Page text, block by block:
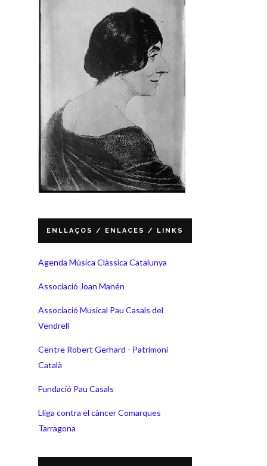
ENLLAÇOS / ENLACES / LINKS
Agenda Música Clàssica Catalunya
Associació Joan Manén
Associació Musical Pau Casals del
Vendrell
Centre Robert Gerhard - Patrimoni
Català
Fundació Pau Casals
Lliga contra el càncer Comarques
Tarragona